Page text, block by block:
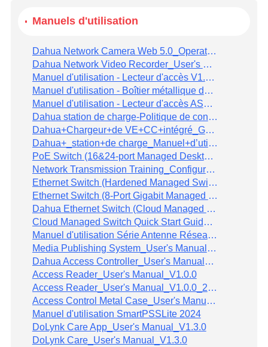
Manuels d'utilisation
Dahua Network Camera Web 5.0_Operation Manual_V1.0.6_2023
Dahua Network Video Recorder_User's Manual_V2.3.1_2023
Manuel d'utilisation - Lecteur d'accès V1.0.0
Manuel d'utilisation - Boîtier métallique de contrôle d'accès V1.0.0
Manuel d'utilisation - Lecteur d'accès ASR2100H
Dahua station de charge-Politique de confidentialité
Dahua+Chargeur+de VE+CC+intégré_Guide+de démarrage+rapide_V1.0.0
Dahua+_station+de charge_Manuel+d’utilisation_V1.0.0
PoE Switch (16&24-port Managed Desktop Switch)_Quick Start Guide_V1.0.1
Network Transmission Training_Configuration Guide_V1.0.0
Ethernet Switch (Hardened Managed Switch)_Quick Start Guide_V1.0.0
Ethernet Switch (8-Port Gigabit Managed Switch)_Quick Start Guide_V1.0.0
Dahua Ethernet Switch (Cloud Managed Switch)_Quick Start Guide_V1.0.1
Cloud Managed Switch Quick Start Guide V1.0.1
Manuel d'utilisation Série Antenne Réseau AM 2024
Media Publishing System_User's Manual_V3.0.0
Dahua Access Controller_User's Manual_V1.0.5
Access Reader_User's Manual_V1.0.0
Access Reader_User's Manual_V1.0.0_20221115-ASR2100H
Access Control Metal Case_User's Manual_V1.0.0
Manuel d'utilisation SmartPSSLite 2024
DoLynk Care App_User's Manual_V1.3.0
DoLynk Care_User's Manual_V1.3.0